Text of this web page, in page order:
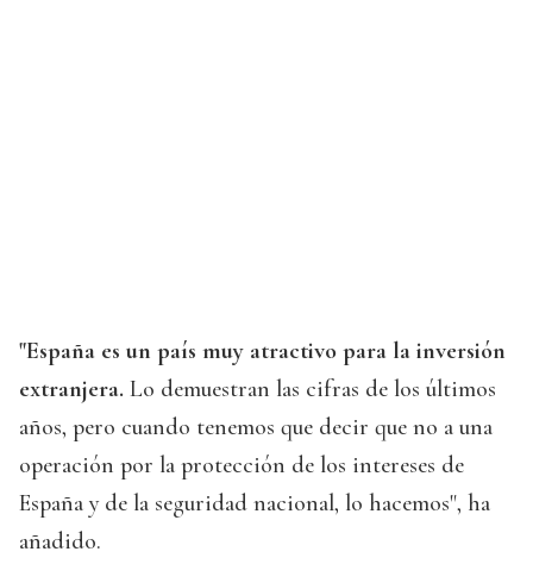
"España es un país muy atractivo para la inversión
extranjera. Lo demuestran las cifras de los últimos
años, pero cuando tenemos que decir que no a una
operación por la protección de los intereses de
España y de la seguridad nacional, lo hacemos", ha
añadido.